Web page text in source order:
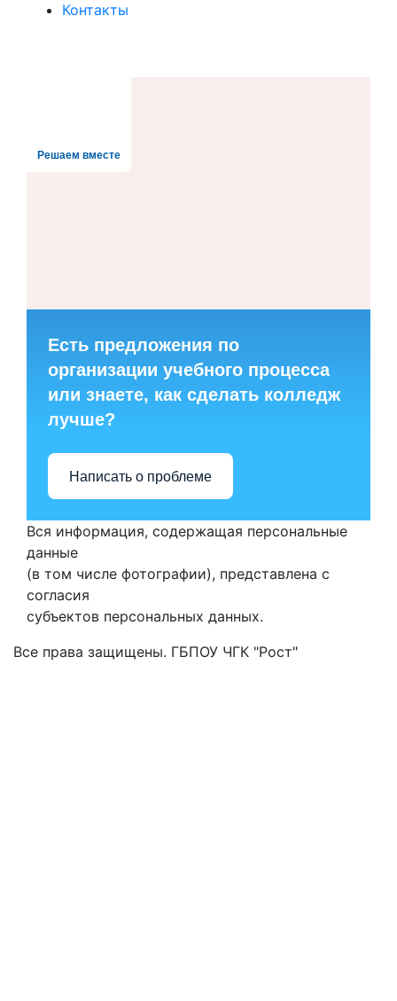
Контакты
Решаем вместе
Есть предложения по
организации учебного процесса
или знаете, как сделать колледж
лучше?
Написать о проблеме
Вся информация, содержащая персональные
данные
(в том числе фотографии), представлена с
согласия
субъектов персональных данных.
Все права защищены. ГБПОУ ЧГК "Рост"